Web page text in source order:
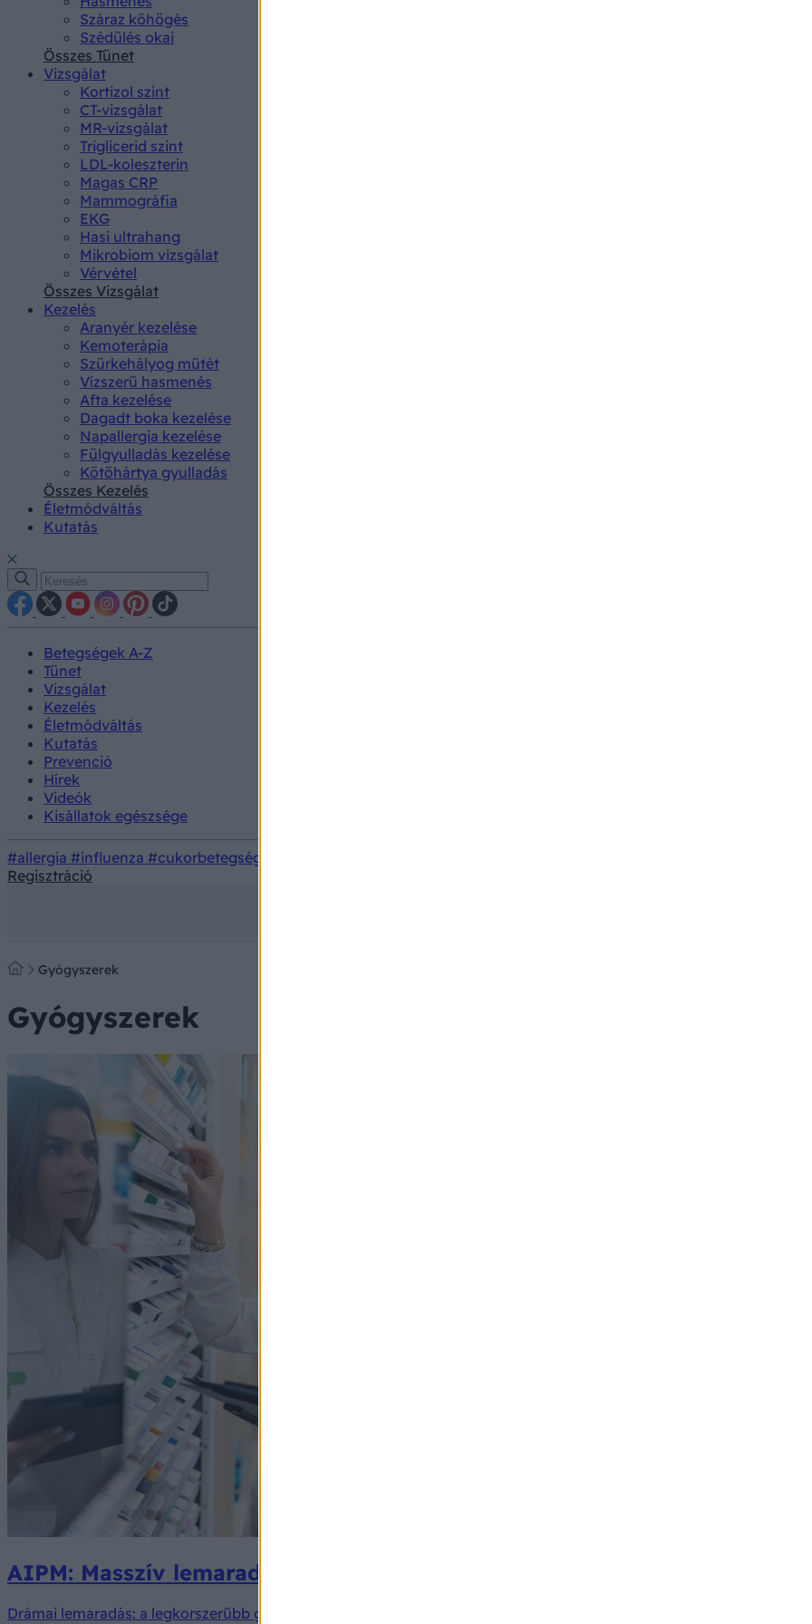
Száraz köhögés
Szédülés okai
Összes Tünet
Vizsgálat
Kortizol szint
CT-vizsgálat
MR-vizsgálat
Triglicerid szint
LDL-koleszterin
Magas CRP
Mammográfia
EKG
Hasi ultrahang
Mikrobiom vizsgálat
Vérvétel
Összes Vizsgálat
Kezelés
Aranyér kezelése
Kemoterápia
Szürkehályog műtét
Vízszerű hasmenés
Afta kezelése
Dagadt boka kezelése
Napallergia kezelése
Fülgyulladás kezelése
Kötőhártya gyulladás
Összes Kezelés
Életmódváltás
Kutatás
Betegségek A-Z
Tünet
Vizsgálat
Kezelés
Életmódváltás
Kutatás
Prevenció
Hírek
Videók
Kisállatok egészsége
#allergia #influenza #cukorbetegség
Regisztráció
Gyógyszerek
Gyógyszerek
AIPM: Masszív lemaradásban a régió és Magyarország - a
Drámai lemaradás: a legkorszerűbb gyógyszerek kétharmada el sem jut a magyar betegekhez.